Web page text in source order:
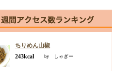
ちりめん山椒
243kcal
by しゃぎー